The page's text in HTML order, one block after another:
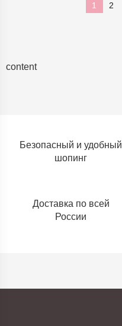
1 2
content
Безопасный и удобный
шопинг
Доставка по всей
России